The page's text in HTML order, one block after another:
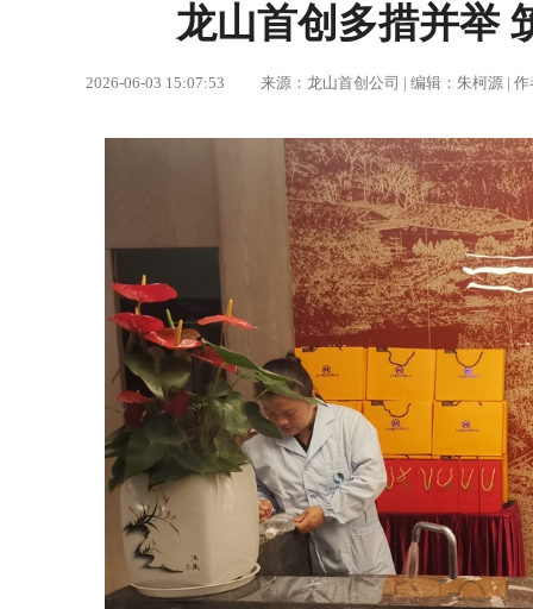
龙山首创多措并举
2026-06-03 15:07:53 来源：龙山首创公司 | 编辑：朱柯源 |